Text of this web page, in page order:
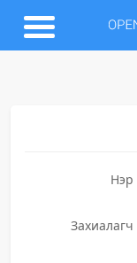
Нэр
Захиалагч